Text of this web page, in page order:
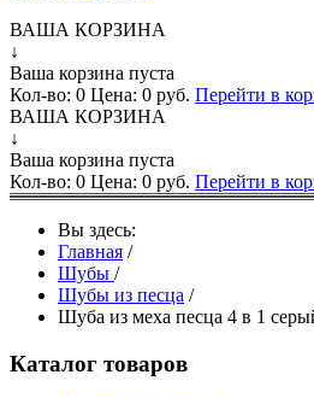
ВАША КОРЗИНА
↓
Ваша корзина пуста
Кол-во: 0 Цена: 0 руб. Перейти в
ВАША КОРЗИНА
↓
Ваша корзина пуста
Кол-во: 0 Цена: 0 руб. Перейти в
Вы здесь:
Главная /
Шубы /
Шубы из песца /
Шуба из меха песца 4 в 1
Каталог товаров